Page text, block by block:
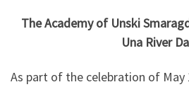
The Academy of Unski
Una River
As part of the celebration of May